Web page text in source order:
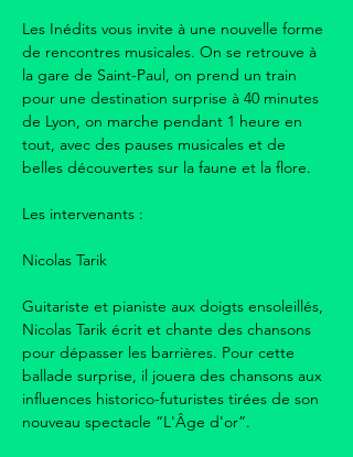
Les Inédits vous invite à une nouvelle forme
de rencontres musicales. On se retrouve à
la gare de Saint-Paul, on prend un train
pour une destination surprise à 40 minutes
de Lyon, on marche pendant 1 heure en
tout, avec des pauses musicales et de
belles découvertes sur la faune et la flore.
Les intervenants :
Nicolas Tarik
Guitariste et pianiste aux doigts ensoleillés,
Nicolas Tarik écrit et chante des chansons
pour dépasser les barrières. Pour cette
ballade surprise, il jouera des chansons aux
influences historico-futuristes tirées de son
nouveau spectacle “L'Âge d'or”.